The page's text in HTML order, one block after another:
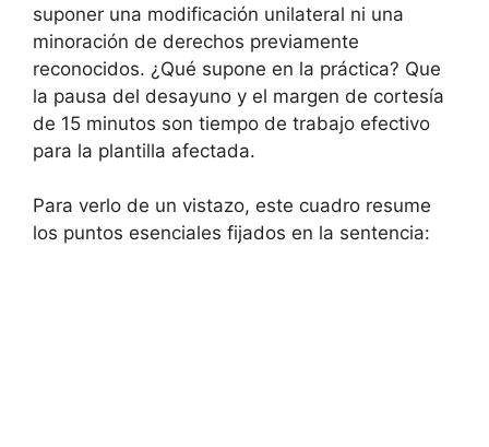
suponer una modificación unilateral ni una
minoración de derechos previamente
reconocidos. ¿Qué supone en la práctica? Que
la pausa del desayuno y el margen de cortesía
de 15 minutos son tiempo de trabajo efectivo
para la plantilla afectada.
Para verlo de un vistazo, este cuadro resume
los puntos esenciales fijados en la sentencia: